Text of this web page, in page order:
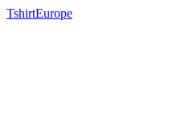
TshirtEurope